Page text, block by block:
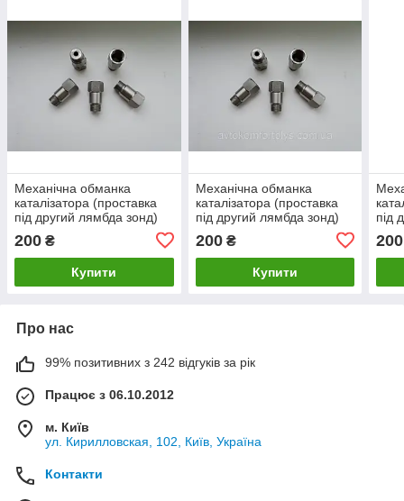
Механічна обманка
каталізатора (проставка
під другий лямбда зонд)
200 ₴
Купити
Механічна обманка
каталізатора (проставка
під другий лямбда зонд)
Логан)
200₴
Купити
під
200
Про нас
99% позитивних з 242 відгуків за рік
Працює з 06.10.2012
м. Київ
ул. Кирилловская, 102, Київ, Україна
Контакти